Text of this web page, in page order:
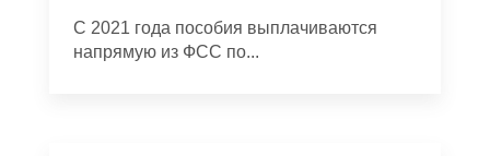
С 2021 года пособия выплачиваются
напрямую из ФСС по...